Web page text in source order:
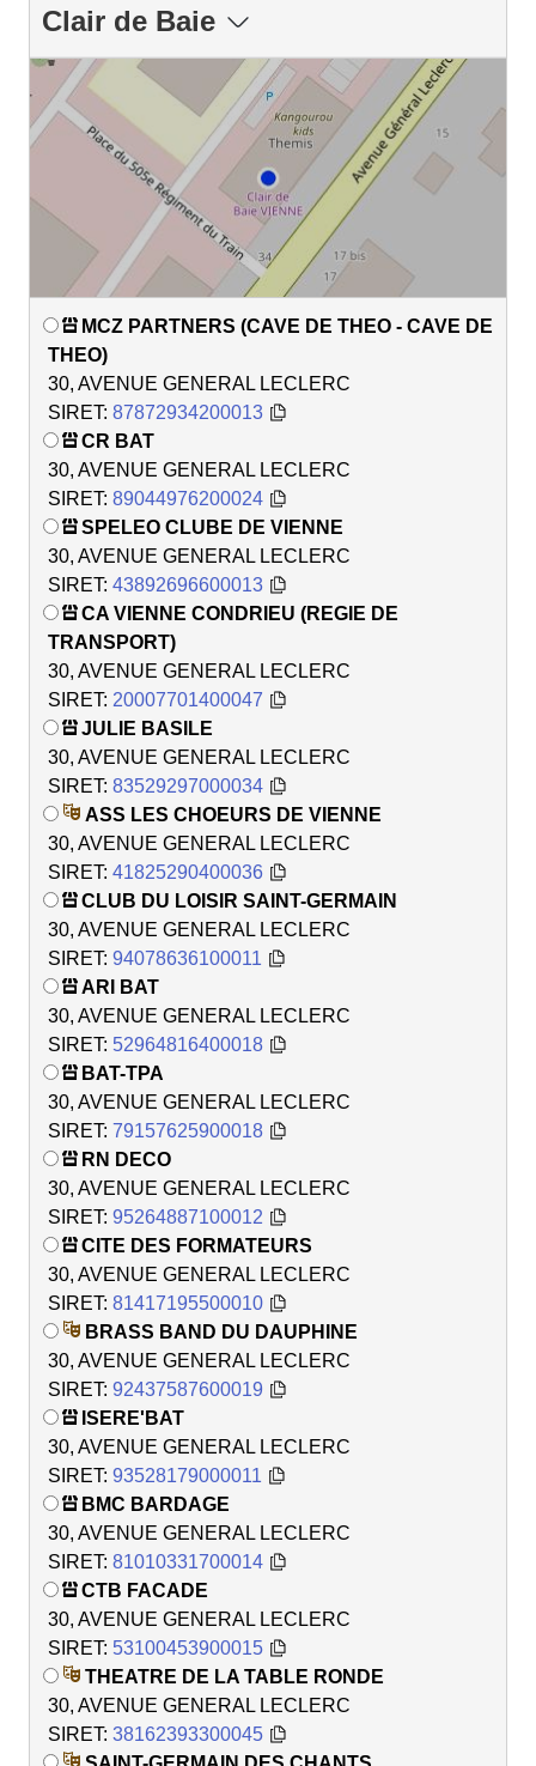
Clair de Baie
MCZ PARTNERS (CAVE DE THEO - CAVE DE
THEO)
30, AVENUE GENERAL LECLERC
SIRET: 87872934200013
CR BAT
30, AVENUE GENERAL LECLERC
SIRET: 89044976200024
SPELEO CLUBE DE VIENNE
30, AVENUE GENERAL LECLERC
SIRET: 43892696600013
CA VIENNE CONDRIEU (REGIE DE
TRANSPORT)
30, AVENUE GENERAL LECLERC
SIRET: 20007701400047
JULIE BASILE
30, AVENUE GENERAL LECLERC
SIRET: 83529297000034
ASS LES CHOEURS DE VIENNE
30, AVENUE GENERAL LECLERC
SIRET: 41825290400036
CLUB DU LOISIR SAINT-GERMAIN
30, AVENUE GENERAL LECLERC
SIRET: 94078636100011
ARI BAT
30, AVENUE GENERAL LECLERC
SIRET: 52964816400018
BAT-TPA
30, AVENUE GENERAL LECLERC
SIRET: 79157625900018
RN DECO
30, AVENUE GENERAL LECLERC
SIRET: 95264887100012
CITE DES FORMATEURS
30, AVENUE GENERAL LECLERC
SIRET: 81417195500010
BRASS BAND DU DAUPHINE
30, AVENUE GENERAL LECLERC
SIRET: 92437587600019
ISERE'BAT
30, AVENUE GENERAL LECLERC
SIRET: 93528179000011
BMC BARDAGE
30, AVENUE GENERAL LECLERC
SIRET: 81010331700014
CTB FACADE
30, AVENUE GENERAL LECLERC
SIRET: 53100453900015
THEATRE DE LA TABLE RONDE
30, AVENUE GENERAL LECLERC
SIRET: 38162393300045